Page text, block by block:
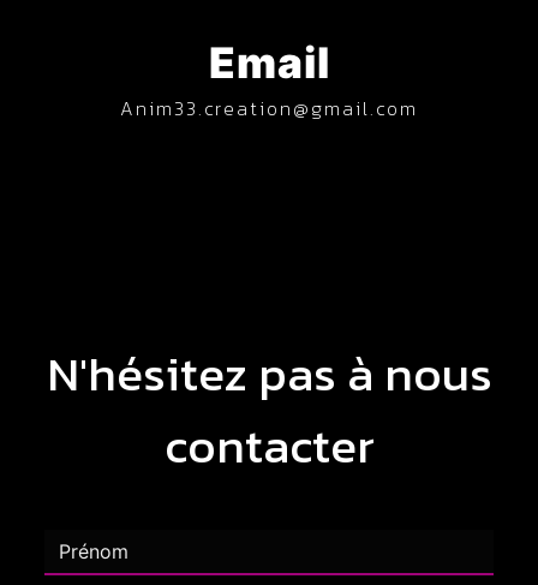
Email
anim33.creation@gmail.com
N'hésitez pas à nous
contacter